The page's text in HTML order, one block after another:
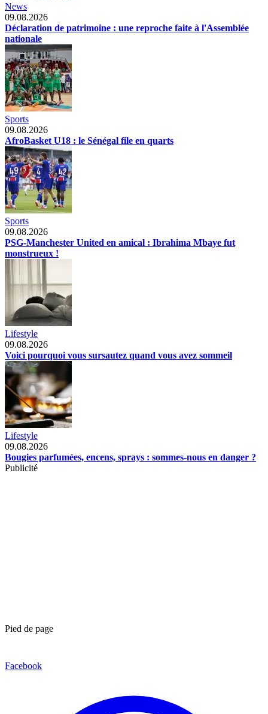
News
09.08.2026
Déclaration de patrimoine : une reproche faite à l'Assemblée
nationale
Sports
09.08.2026
AfroBasket U18 : le Sénégal file en quarts
Sports
09.08.2026
PSG-Manchester United en amical : Ibrahima Mbaye fut
monstrueux !
Lifestyle
09.08.2026
Voici pourquoi vous sursautez quand vous avez sommeil
Lifestyle
09.08.2026
Bougies parfumées, encens, sprays : sommes-nous en danger ?
Publicité
Pied de page
Facebook